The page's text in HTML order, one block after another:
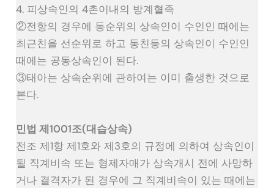
4. 피상속인의 4촌이내의 방계혈족
②전항의 경우에 동순위의 상속인이 수인인 때에는
최근친을 선순위로 하고 동친등의 상속인이 수인인
때에는 공동상속인이 된다.
③태아는 상속순위에 관하여는 이미 출생한 것으로
본다.
민법 제1001조(대습상속)
전조 제1항 제1호와 제3호의 규정에 의하여 상속인이
될 직계비속 또는 형제자매가 상속개시 전에 사망하
거나 결격자가 된 경우에 그 직계비속이 있는 때에는